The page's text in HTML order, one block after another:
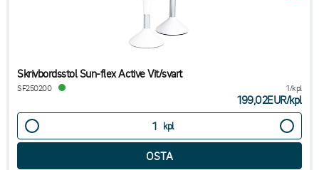
Skrivbordsstol Sun-flex Active Vit/svart
SF250200 1/kpl
199,02EUR/kpl
kpl